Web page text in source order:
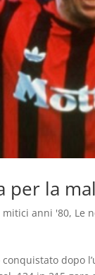
per la
mitici anni '80, Le
dopo